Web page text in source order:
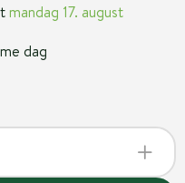
mandag 17. august
dag